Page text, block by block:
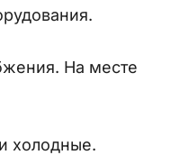
На месте
холодные.